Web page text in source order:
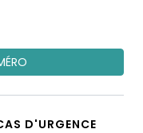
D'URGENCE